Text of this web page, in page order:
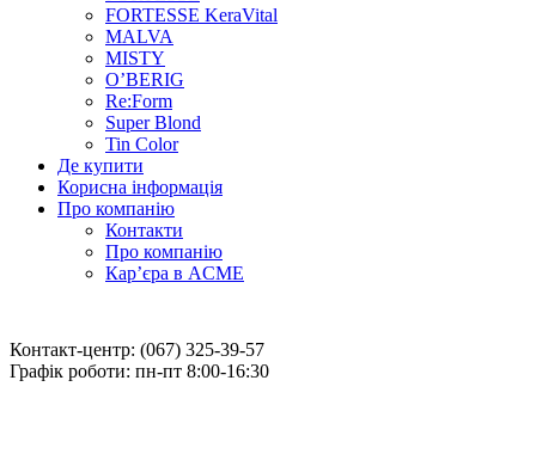
FORTESSE KeraVital
MALVA
MISTY
O’BERIG
Re:Form
Super Blond
Tin Color
Де купити
Корисна інформація
Про компанію
Контакти
Про компанію
Кар’єра в ACME
Контакт-центр: (067) 325-39-57
Графік роботи: пн-пт 8:00-16:30